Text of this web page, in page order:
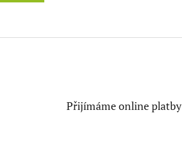
Přijímáme online platby